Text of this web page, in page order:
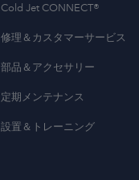
Cold Jet CONNECT®
修理＆カスタマーサービス
部品＆アクセサリー
定期メンテナンス
設置＆トレーニング